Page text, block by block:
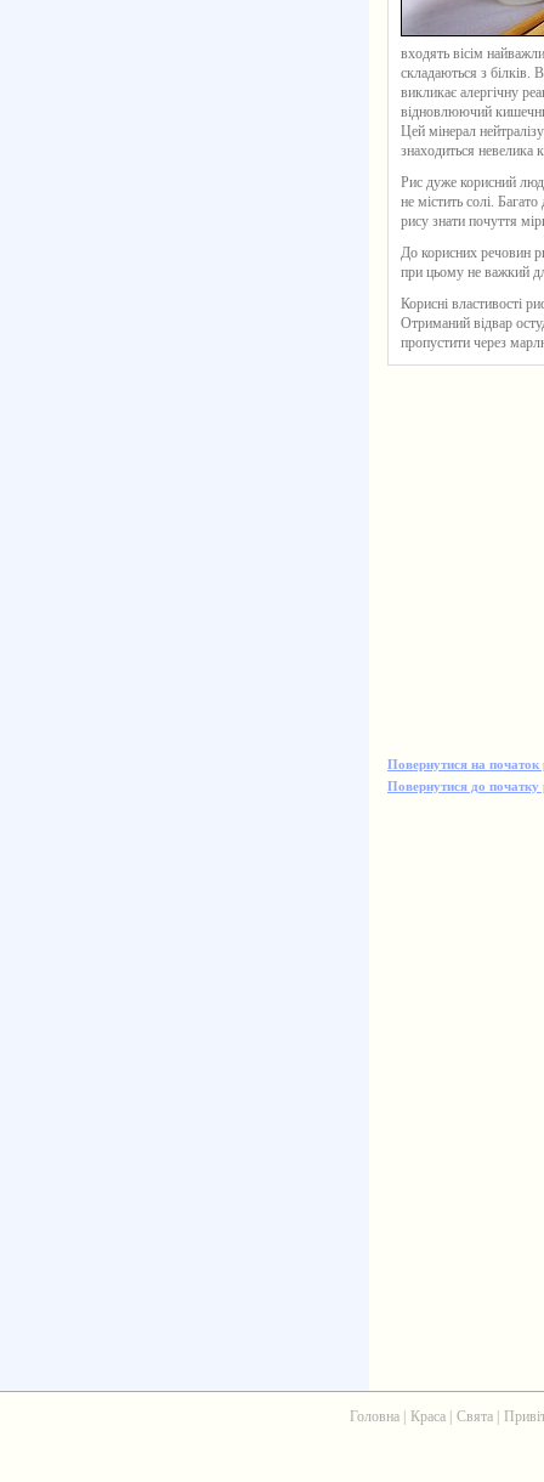
входять вісім
складаються з білків.
викликає алергічну
відновлюючий
Цей мінерал
знаходиться невелика
Рис дуже корисний
не містить солі.
рису знати почуття
До корисних речовин
при цьому не важкий
Корисні властивості
Отриманий відвар
пропустити через
Повернутися на початок
Повернутися до початку
Головна| Краса| Свята|